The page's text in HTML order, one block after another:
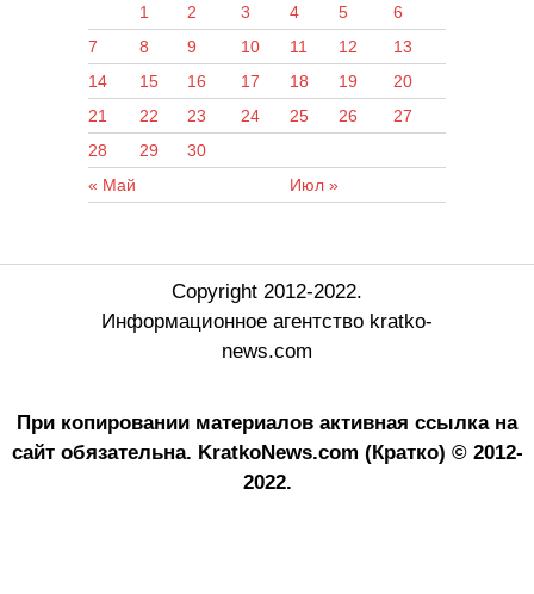
« Май Июл »
1 2 3 4 5
6
7
8 9 10 11 12
13
14
15 16 17 18 19
20
21
22 23 24 25 26
27
28
29 30
Copyright 2012-2022.
Информационное агентство kratko-
news.com
При копировании материалов активная ссылка на
сайт обязательна. KratkoNews.com (Кратко) © 2012-
2022.